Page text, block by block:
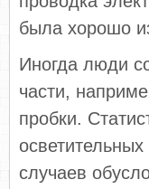
была хорошо
Иногда люди
части,
пробки.
случаев